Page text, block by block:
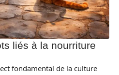
liés à la nourriture
fondamental de la culture